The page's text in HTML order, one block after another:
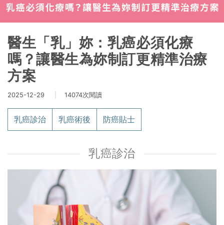
醫生「乳」妳：乳癌必須化療
嗎？讓醫生為妳制訂更精準治療
方案
2025-12-29 14074次閱讀
乳癌診治 乳癌術後 防癌貼士
乳癌診治